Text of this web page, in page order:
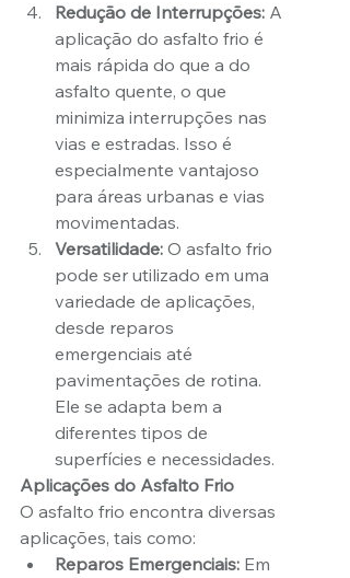
Redução de Interrupções: A
aplicação do asfalto frio é
mais rápida do que a do
asfalto quente, o que
minimiza interrupções nas
vias e estradas. Isso é
especialmente vantajoso
para áreas urbanas e vias
movimentadas.
Versatilidade: O asfalto frio
pode ser utilizado em uma
variedade de aplicações,
desde reparos
emergenciais até
pavimentações de rotina.
Ele se adapta bem a
diferentes tipos de
superfícies e necessidades.
Aplicações do Asfalto Frio
O asfalto frio encontra diversas
aplicações, tais como:
Reparos Emergenciais: Em